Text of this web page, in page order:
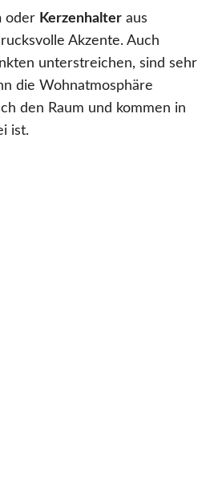
oder Kerzenhalter aus
Akzente. Auch
unterstreichen, sind sehr
die Wohnatmosphäre
den Raum und kommen in
ist.